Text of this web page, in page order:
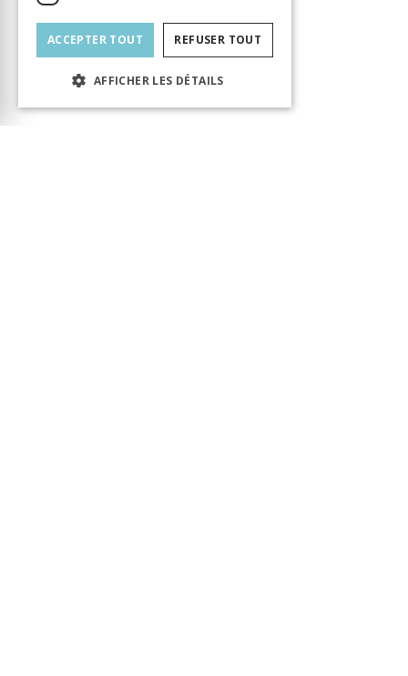
ACCEPTER TOUT REFUSER TOUT
AFFICHER LES DÉTAILS